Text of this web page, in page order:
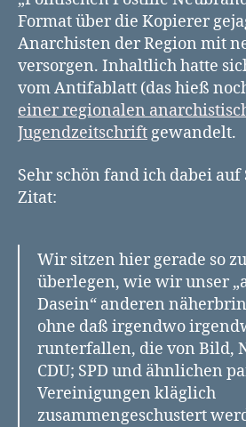
Format über die Kopierer
Anarchisten der Region mit
versorgen. Inhaltlich hatte
vom Antifablatt (das hieß
einer regionalen
Jugendzeitschriftgewandelt.
Sehr schön fand ich dabei auf
Zitat:
Wir sitzen hier gerade so
überlegen, wie wir unser
Dasein“ anderen
ohne daß irgendwo
runterfallen, die von Bild,
CDU; SPD und ähnlichen
Vereinigungen kläglich
zusammengeschustert